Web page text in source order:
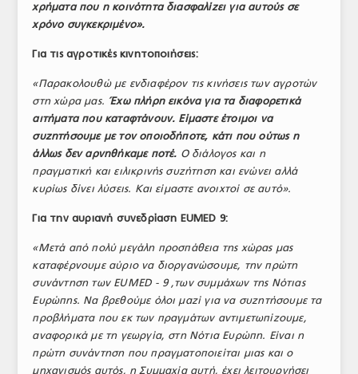
χρήματα που η κοινότητα διασφαλίζει για αυτούς σε
χρόνο συγκεκριμένο».
Για τις αγροτικές κινητοποιήσεις:
«Παρακολουθώ με ενδιαφέρον τις κινήσεις των αγροτών
στη χώρα μας. Έχω πλήρη εικόνα για τα διαφορετικά
αιτήματα που καταφτάνουν. Είμαστε έτοιμοι να
συζητήσουμε με τον οποιοδήποτε, κάτι που ούτως η
άλλως δεν αρνηθήκαμε ποτέ. Ο διάλογος και η
πραγματική και ειλικρινής συζήτηση και ενώνει αλλά
κυρίως δίνει λύσεις. Και είμαστε ανοιχτοί σε αυτό».
Για την αυριανή συνεδρίαση EUMED 9:
«Μετά από πολύ μεγάλη προσπάθεια της χώρας μας
καταφέρνουμε αύριο να διοργανώσουμε, την πρώτη
συνάντηση των EUMED - 9 ,των συμμάχων της Νότιας
Ευρώπης. Να βρεθούμε όλοι μαζί για να συζητήσουμε τα
προβλήματα που εκ των πραγμάτων αντιμετωπίζουμε,
αναφορικά με τη γεωργία, στη Νότια Ευρώπη. Είναι η
πρώτη συνάντηση που πραγματοποιείται μιας και ο
μηχανισμός αυτός, η Συμμαχία αυτή, έχει λειτουργήσει